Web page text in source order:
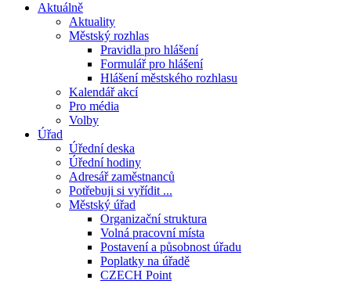
Aktuálně
Aktuality
Městský rozhlas
Pravidla pro hlášení
Formulář pro hlášení
Hlášení městského rozhlasu
Kalendář akcí
Pro média
Volby
Úřad
Úřední deska
Úřední hodiny
Adresář zaměstnanců
Potřebuji si vyřídit ...
Městský úřad
Organizační struktura
Volná pracovní místa
Postavení a působnost úřadu
Poplatky na úřadě
CZECH Point